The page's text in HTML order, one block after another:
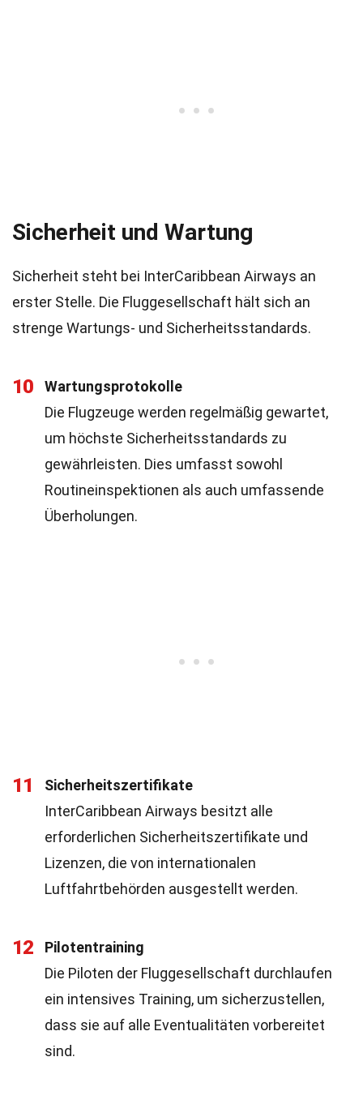
Sicherheit und Wartung
Sicherheit steht bei InterCaribbean Airways an
erster Stelle. Die Fluggesellschaft hält sich an
strenge Wartungs- und Sicherheitsstandards.
10
Wartungsprotokolle
Die Flugzeuge werden regelmäßig gewartet,
um höchste Sicherheitsstandards zu
gewährleisten. Dies umfasst sowohl
Routineinspektionen als auch umfassende
Überholungen.
11
Sicherheitszertifikate
InterCaribbean Airways besitzt alle
erforderlichen Sicherheitszertifikate und
Lizenzen, die von internationalen
Luftfahrtbehörden ausgestellt werden.
12
Pilotentraining
Die Piloten der Fluggesellschaft durchlaufen
ein intensives Training, um sicherzustellen,
dass sie auf alle Eventualitäten vorbereitet
sind.